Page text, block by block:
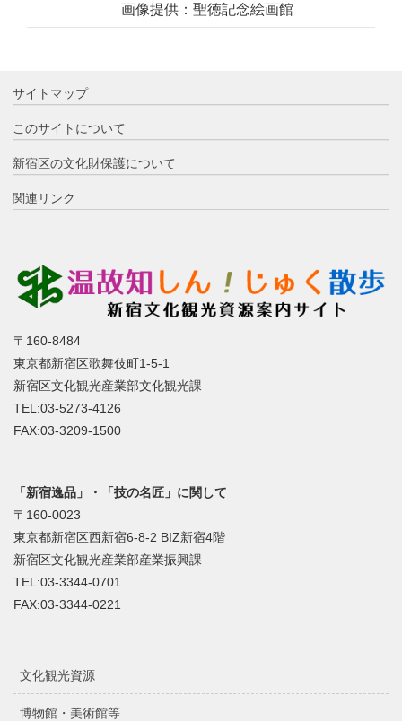
画像提供：聖徳記念絵画館
サイトマップ
このサイトについて
新宿区の文化財保護について
関連リンク
〒160-8484
東京都新宿区歌舞伎町1-5-1
新宿区文化観光産業部文化観光課
TEL:03-5273-4126
FAX:03-3209-1500
「新宿逸品」・「技の名匠」に関して
〒160-0023
東京都新宿区西新宿6-8-2 BIZ新宿4階
新宿区文化観光産業部産業振興課
TEL:03-3344-0701
FAX:03-3344-0221
文化観光資源
博物館・美術館等